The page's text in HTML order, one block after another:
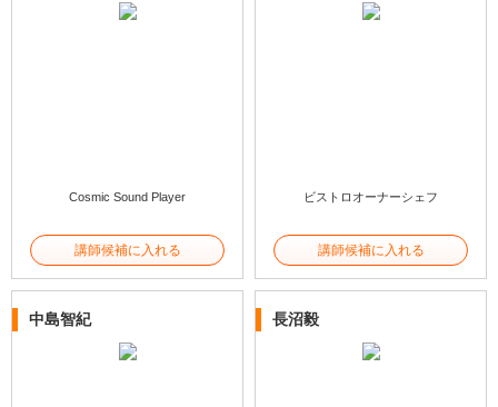
Cosmic Sound Player
講師候補に入れる
ビストロオーナーシェフ
講師候補に入れる
中島智紀 長沼毅